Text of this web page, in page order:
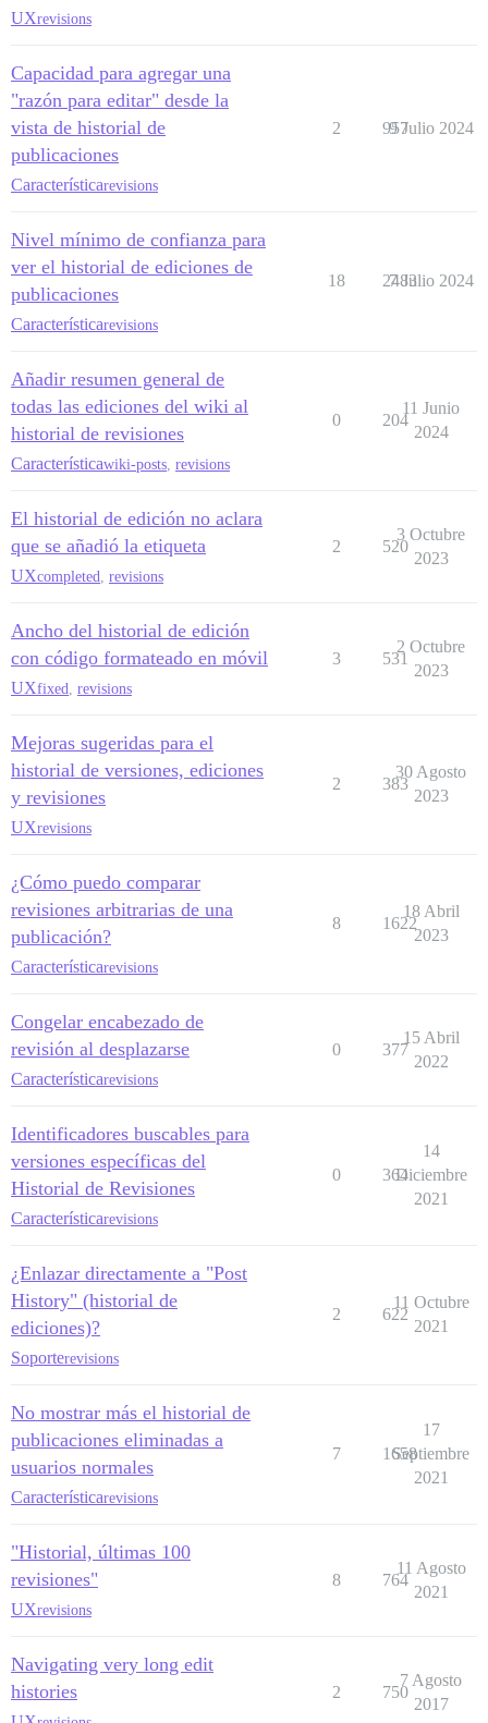
UXrevisions
Capacidad para agregar una
"razón para editar" desde la
vista de historial de
publicaciones
Característicarevisions
2 957
9 Julio 2024
Nivel mínimo de confianza para
ver el historial de ediciones de
publicaciones
Característicarevisions
18 2483
7 Julio 2024
Añadir resumen general de
todas las ediciones del wiki al
historial de revisiones
Característicawiki-posts revisions
0 204
11 Junio
2024
El historial de edición no aclara
que se añadió la etiqueta
UXcompleted revisions
2 520
3 Octubre
2023
Ancho del historial de edición
con código formateado en móvil
UXfixed revisions
3 531
2 Octubre
2023
Mejoras sugeridas para el
historial de versiones, ediciones
y revisiones
UXrevisions
2 383
30 Agosto
2023
¿Cómo puedo comparar
revisiones arbitrarias de una
publicación?
Característicarevisions
8 1622
18 Abril
2023
Congelar encabezado de
revisión al desplazarse
Característicarevisions
0 377
15 Abril
2022
Identificadores buscables para
versiones específicas del
Historial de Revisiones
Característicarevisions
0 364
14
Diciembre
2021
¿Enlazar directamente a "Post
History" (historial de
ediciones)?
Soporterevisions
2 622
11 Octubre
2021
No mostrar más el historial de
publicaciones eliminadas a
usuarios normales
Característicarevisions
7 1658
17
Septiembre
2021
"Historial, últimas 100
revisiones"
UXrevisions
8 764
11 Agosto
2021
Navigating very long edit
histories
2 750
7 Agosto
2017